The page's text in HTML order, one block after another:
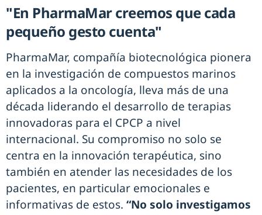
"En PharmaMar creemos que cada
pequeño gesto cuenta"
PharmaMar, compañía biotecnológica pionera
en la investigación de compuestos marinos
aplicados a la oncología, lleva más de una
década liderando el desarrollo de terapias
innovadoras para el CPCP a nivel
internacional. Su compromiso no solo se
centra en la innovación terapéutica, sino
también en atender las necesidades de los
pacientes, en particular emocionales e
informativas de estos. “No solo investigamos